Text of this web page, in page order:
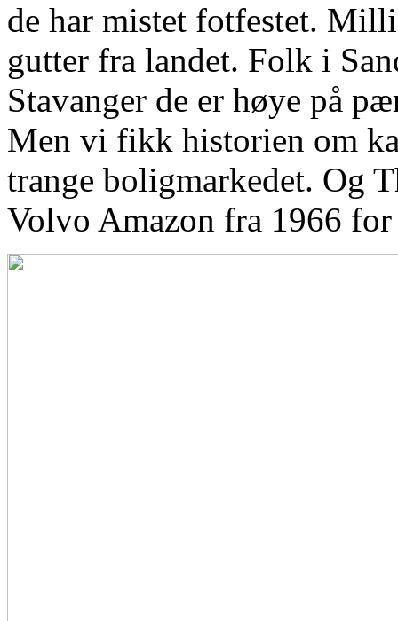
de har mistet fotfestet.
gutter fra landet. Folk i
Stavanger de er høye på
Men vi fikk historien om
trange boligmarkedet. Og
Volvo Amazon fra 1966